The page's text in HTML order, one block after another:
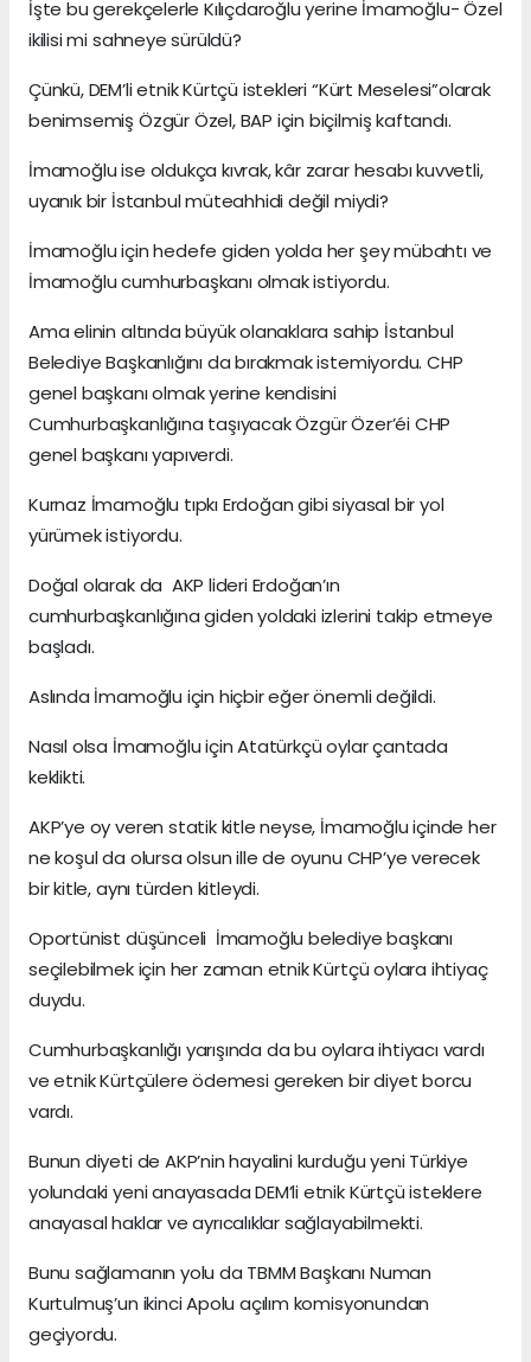
İşte bu gerekçelerle Kılıçdaroğlu yerine İmamoğlu- Özel
ikilisi mi sahneye sürüldü?
Çünkü, DEM’li etnik Kürtçü istekleri “Kürt Meselesi”olarak
benimsemiş Özgür Özel, BAP için biçilmiş kaftandı.
İmamoğlu ise oldukça kıvrak, kâr zarar hesabı kuvvetli,
uyanık bir İstanbul müteahhidi değil miydi?
İmamoğlu için hedefe giden yolda her şey mübahtı ve
İmamoğlu cumhurbaşkanı olmak istiyordu.
Ama elinin altında büyük olanaklara sahip İstanbul
Belediye Başkanlığını da bırakmak istemiyordu. CHP
genel başkanı olmak yerine kendisini
Cumhurbaşkanlığına taşıyacak Özgür Özer’éi CHP
genel başkanı yapıverdi.
Kurnaz İmamoğlu tıpkı Erdoğan gibi siyasal bir yol
yürümek istiyordu.
Doğal olarak da AKP lideri Erdoğan’ın
cumhurbaşkanlığına giden yoldaki izlerini takip etmeye
başladı.
Aslında İmamoğlu için hiçbir eğer önemli değildi.
Nasıl olsa İmamoğlu için Atatürkçü oylar çantada
keklikti.
AKP’ye oy veren statik kitle neyse, İmamoğlu içinde her
ne koşul da olursa olsun ille de oyunu CHP’ye verecek
bir kitle, aynı türden kitleydi.
Oportünist düşünceli İmamoğlu belediye başkanı
seçilebilmek için her zaman etnik Kürtçü oylara ihtiyaç
duydu.
Cumhurbaşkanlığı yarışında da bu oylara ihtiyacı vardı
ve etnik Kürtçülere ödemesi gereken bir diyet borcu
vardı.
Bunun diyeti de AKP’nin hayalini kurduğu yeni Türkiye
yolundaki yeni anayasada DEM’li etnik Kürtçü isteklere
anayasal haklar ve ayrıcalıklar sağlayabilmekti.
Bunu sağlamanın yolu da TBMM Başkanı Numan
Kurtulmuş’un ikinci Apolu açılım komisyonundan
geçiyordu.